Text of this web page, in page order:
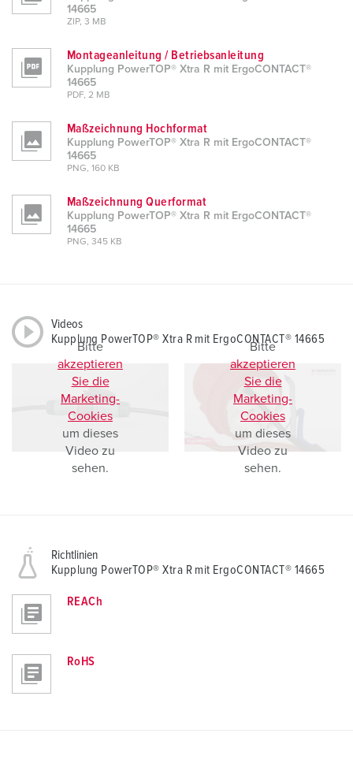
14665
ZIP, 3 MB
Montageanleitung / Betriebsanleitung
Kupplung PowerTOP® Xtra R mit ErgoCONTACT®
14665
PDF, 2 MB
Maßzeichnung Hochformat
Kupplung PowerTOP® Xtra R mit ErgoCONTACT®
14665
PNG, 160 KB
Maßzeichnung Querformat
Kupplung PowerTOP® Xtra R mit ErgoCONTACT®
14665
PNG, 345 KB
Videos
Kupplung PowerTOP® Xtra R mit ErgoCONTACT® 14665
Bitte
akzeptieren
Sie die
Marketing-
Cookies
um dieses
Video zu
sehen.
Bitte
akzeptieren
Sie die
Marketing-
Cookies
um dieses
Video zu
sehen.
Richtlinien
Kupplung PowerTOP® Xtra R mit ErgoCONTACT® 14665
REACh
RoHS